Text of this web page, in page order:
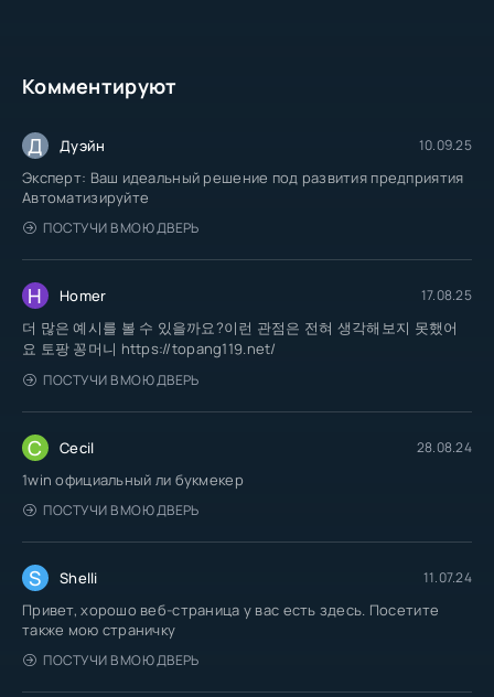
Комментируют
Д Дуэйн 10.09.25
Эксперт: Ваш идеальный решение под развития предприятия
Автоматизируйте
ПОСТУЧИ В МОЮ ДВЕРЬ
H Homer 17.08.25
더 많은 예시를 볼 수 있을까요?이런 관점은 전혀 생각해보지 못했어
요 토팡 꽁머니 https://topang119.net/
ПОСТУЧИ В МОЮ ДВЕРЬ
C Cecil 28.08.24
1win официальный ли букмекер
ПОСТУЧИ В МОЮ ДВЕРЬ
S Shelli 11.07.24
Привет, хорошо веб-страница у вас есть здесь. Посетите
также мою страничку
ПОСТУЧИ В МОЮ ДВЕРЬ